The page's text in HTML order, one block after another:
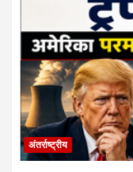
अंतर्राष्ट्रीय